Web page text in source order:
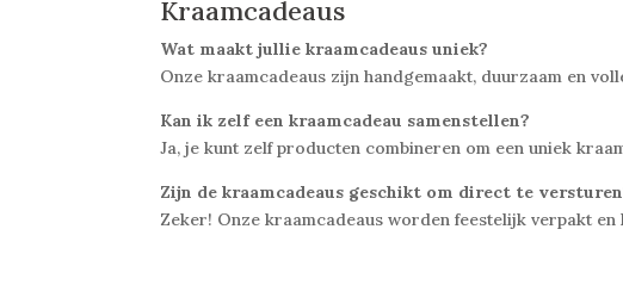
Kraamcadeaus
Wat maakt jullie kraamcadeaus uniek?
Onze kraamcadeaus zijn handgemaakt, duurzaam en
Kan ik zelf een kraamcadeau samenstellen?
Ja, je kunt zelf producten combineren om een uniek
Zijn de kraamcadeaus geschikt om direct te
Zeker! Onze kraamcadeaus worden feestelijk verpakt